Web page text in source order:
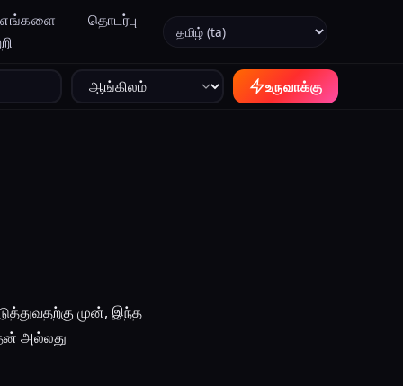
எங்களை
தொடர்பு மொழியை தேர்ந்தெடுக்கவும்
உருவாக்கு
முன், இந்த
அல்லது